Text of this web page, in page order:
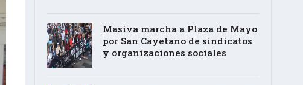
Masiva marcha a Plaza de Mayo
por San Cayetano de sindicatos
y organizaciones sociales